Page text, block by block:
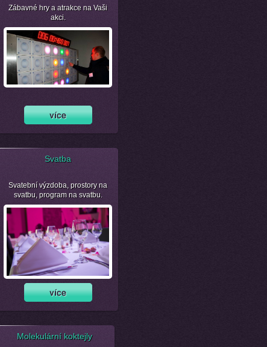
Zábavné hry a atrakce na Vaši
akci.
Svatba
Svatební výzdoba, prostory na
svatbu, program na svatbu.
Molekulární koktejly